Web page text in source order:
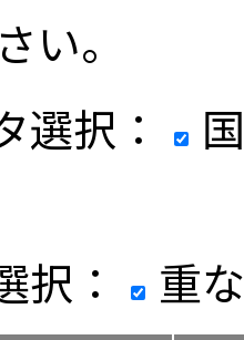
い。
選択：
択：
重